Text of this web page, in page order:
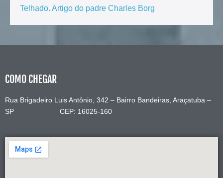
Telhado. Artigo do padre Charles Borg
COMO CHEGAR
Rua Brigadeiro Luis Antônio, 342 – Bairro Bandeiras, Araçatuba –
SP CEP: 16025-160